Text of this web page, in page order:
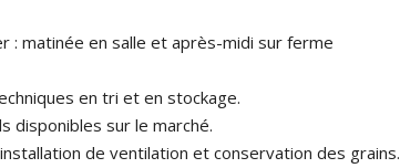
: matinée en salle et après-midi sur ferme
en tri et en stockage.
disponibles sur le marché.
de ventilation et conservation des grains.